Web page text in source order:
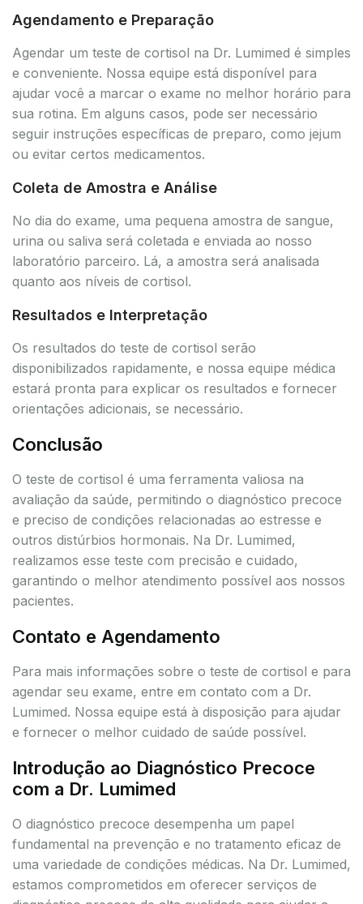
Agendamento e Preparação
Agendar um teste de cortisol na Dr. Lumimed é simples
e conveniente. Nossa equipe está disponível para
ajudar você a marcar o exame no melhor horário para
sua rotina. Em alguns casos, pode ser necessário
seguir instruções específicas de preparo, como jejum
ou evitar certos medicamentos.
Coleta de Amostra e Análise
No dia do exame, uma pequena amostra de sangue,
urina ou saliva será coletada e enviada ao nosso
laboratório parceiro. Lá, a amostra será analisada
quanto aos níveis de cortisol.
Resultados e Interpretação
Os resultados do teste de cortisol serão
disponibilizados rapidamente, e nossa equipe médica
estará pronta para explicar os resultados e fornecer
orientações adicionais, se necessário.
Conclusão
O teste de cortisol é uma ferramenta valiosa na
avaliação da saúde, permitindo o diagnóstico precoce
e preciso de condições relacionadas ao estresse e
outros distúrbios hormonais. Na Dr. Lumimed,
realizamos esse teste com precisão e cuidado,
garantindo o melhor atendimento possível aos nossos
pacientes.
Contato e Agendamento
Para mais informações sobre o teste de cortisol e para
agendar seu exame, entre em contato com a Dr.
Lumimed. Nossa equipe está à disposição para ajudar
e fornecer o melhor cuidado de saúde possível.
Introdução ao Diagnóstico Precoce
com a Dr. Lumimed
O diagnóstico precoce desempenha um papel
fundamental na prevenção e no tratamento eficaz de
uma variedade de condições médicas. Na Dr. Lumimed,
estamos comprometidos em oferecer serviços de